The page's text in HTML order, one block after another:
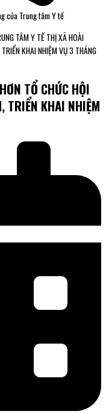
của Trung tâm Y tế
TÂM Y TẾ THỊ XÃ HOÀI
KHAI NHIỆM VỤ 3 THÁNG
TỔ CHỨC HỘI
TRIỂN KHAI NHIỆM